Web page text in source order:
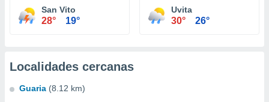
San Vito
28° 19°
Uvita
30° 26°
Localidades cercanas
Guaria (8.12 km)